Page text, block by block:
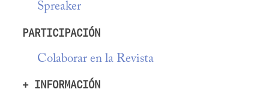
Spreaker
PARTICIPACIÓN
Colaborar en la Revista
+ INFORMACIÓN